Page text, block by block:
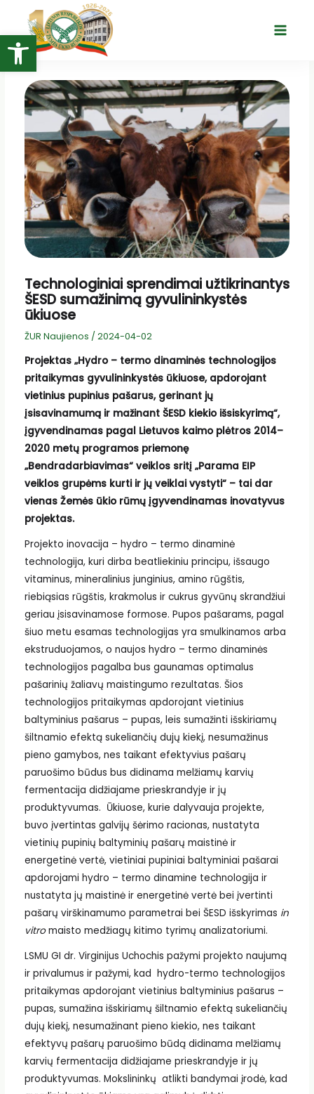
Open toolbar
turinio
Main
Technologiniai sprendimai užtikrinantys
ŠESD sumažinimą gyvulininkystės
ūkiuose
ŽUR Naujienos / 2024-04-02
Projektas „Hydro – termo dinaminės technologijos
pritaikymas gyvulininkystės ūkiuose, apdorojant
vietinius pupinius pašarus, gerinant jų
įsisavinamumą ir mažinant ŠESD kiekio išsiskyrimą“,
įgyvendinamas pagal Lietuvos kaimo plėtros 2014–
2020 metų programos priemonę
„Bendradarbiavimas“ veiklos sritį „Parama EIP
veiklos grupėms kurti ir jų veiklai vystyti“ – tai dar
vienas Žemės ūkio rūmų įgyvendinamas inovatyvus
projektas.
Projekto inovacija – hydro – termo dinaminė
technologija, kuri dirba beatliekiniu principu, išsaugo
vitaminus, mineralinius junginius, amino rūgštis,
riebiąsias rūgštis, krakmolus ir cukrus gyvūnų skrandžiui
geriau įsisavinamose formose. Pupos pašarams, pagal
šiuo metu esamas technologijas yra smulkinamos arba
ekstruduojamos, o naujos hydro – termo dinaminės
technologijos pagalba bus gaunamas optimalus
pašarinių žaliavų maistingumo rezultatas. Šios
technologijos pritaikymas apdorojant vietinius
baltyminius pašarus – pupas, leis sumažinti išskiriamų
šiltnamio efektą sukeliančių dujų kiekį, nesumažinus
pieno gamybos, nes taikant efektyvius pašarų
paruošimo būdus bus didinama melžiamų karvių
fermentacija didžiajame prieskrandyje ir jų
produktyvumas. Ūkiuose, kurie dalyvauja projekte,
buvo įvertintas galvijų šėrimo racionas, nustatyta
vietinių pupinių baltyminių pašarų maistinė ir
energetinė vertė, vietiniai pupiniai baltyminiai pašarai
apdorojami hydro – termo dinamine technologija ir
nustatyta jų maistinė ir energetinė vertė bei įvertinti
pašarų virškinamumo parametrai bei ŠESD išskyrimas in
vitromaisto medžiagų kitimo tyrimų analizatoriumi.
LSMU GI dr. Virginijus Uchochis pažymi projekto naujumą
ir privalumus ir pažymi, kad hydro-termo technologijos
pritaikymas apdorojant vietinius baltyminius pašarus –
pupas, sumažina išskiriamų šiltnamio efektą sukeliančių
dujų kiekį, nesumažinant pieno kiekio, nes taikant
efektyvų pašarų paruošimo būdą didinama melžiamų
karvių fermentacija didžiajame prieskrandyje ir jų
produktyvumas. Mokslininkų atlikti bandymai įrodė, kad